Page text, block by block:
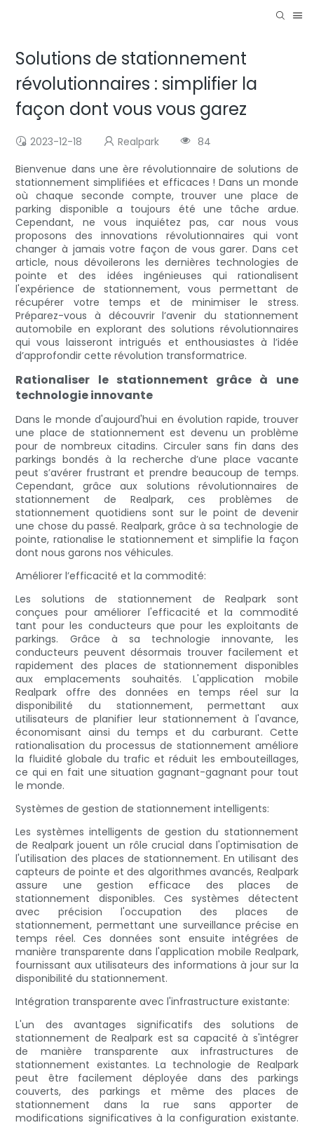
Solutions de stationnement
révolutionnaires : simplifier la
façon dont vous vous garez
2023-12-18 Realpark
84
Bienvenue dans une ère révolutionnaire de solutions de
stationnement simplifiées et efficaces ! Dans un monde
où chaque seconde compte, trouver une place de
parking disponible a toujours été une tâche ardue.
Cependant, ne vous inquiétez pas, car nous vous
proposons des innovations révolutionnaires qui vont
changer à jamais votre façon de vous garer. Dans cet
article, nous dévoilerons les dernières technologies de
pointe et des idées ingénieuses qui rationalisent
l'expérience de stationnement, vous permettant de
récupérer votre temps et de minimiser le stress.
Préparez-vous à découvrir l’avenir du stationnement
automobile en explorant des solutions révolutionnaires
qui vous laisseront intrigués et enthousiastes à l’idée
d’approfondir cette révolution transformatrice.
Rationaliser le stationnement grâce à une
technologie innovante
Dans le monde d'aujourd'hui en évolution rapide, trouver
une place de stationnement est devenu un problème
pour de nombreux citadins. Circuler sans fin dans des
parkings bondés à la recherche d’une place vacante
peut s’avérer frustrant et prendre beaucoup de temps.
Cependant, grâce aux solutions révolutionnaires de
stationnement de Realpark, ces problèmes de
stationnement quotidiens sont sur le point de devenir
une chose du passé. Realpark, grâce à sa technologie de
pointe, rationalise le stationnement et simplifie la façon
dont nous garons nos véhicules.
Améliorer l’efficacité et la commodité:
Les solutions de stationnement de Realpark sont
conçues pour améliorer l'efficacité et la commodité
tant pour les conducteurs que pour les exploitants de
parkings. Grâce à sa technologie innovante, les
conducteurs peuvent désormais trouver facilement et
rapidement des places de stationnement disponibles
aux emplacements souhaités. L'application mobile
Realpark offre des données en temps réel sur la
disponibilité du stationnement, permettant aux
utilisateurs de planifier leur stationnement à l'avance,
économisant ainsi du temps et du carburant. Cette
rationalisation du processus de stationnement améliore
la fluidité globale du trafic et réduit les embouteillages,
ce qui en fait une situation gagnant-gagnant pour tout
le monde.
Systèmes de gestion de stationnement intelligents:
Les systèmes intelligents de gestion du stationnement
de Realpark jouent un rôle crucial dans l'optimisation de
l'utilisation des places de stationnement. En utilisant des
capteurs de pointe et des algorithmes avancés, Realpark
assure une gestion efficace des places de
stationnement disponibles. Ces systèmes détectent
avec précision l'occupation des places de
stationnement, permettant une surveillance précise en
temps réel. Ces données sont ensuite intégrées de
manière transparente dans l'application mobile Realpark,
fournissant aux utilisateurs des informations à jour sur la
disponibilité du stationnement.
Intégration transparente avec l'infrastructure existante:
L'un des avantages significatifs des solutions de
stationnement de Realpark est sa capacité à s'intégrer
de manière transparente aux infrastructures de
stationnement existantes. La technologie de Realpark
peut être facilement déployée dans des parkings
couverts, des parkings et même des places de
stationnement dans la rue sans apporter de
modifications significatives à la configuration existante.